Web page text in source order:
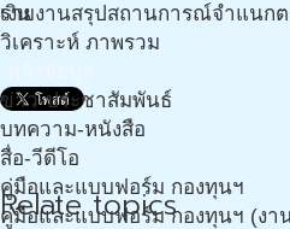
รายงานสรุปสถานการณ์จำแนก
วิเคราะห์ ภาพรวม
ข่าว-ประชาสัมพันธ์
บทความ-หนังสือ
สื่อ-วีดีโอ
คู่มือและแบบฟอร์ม กองทุนฯ
คู่มือและแบบฟอร์ม กองทุนฯ (งา
เงิน
Relate topics